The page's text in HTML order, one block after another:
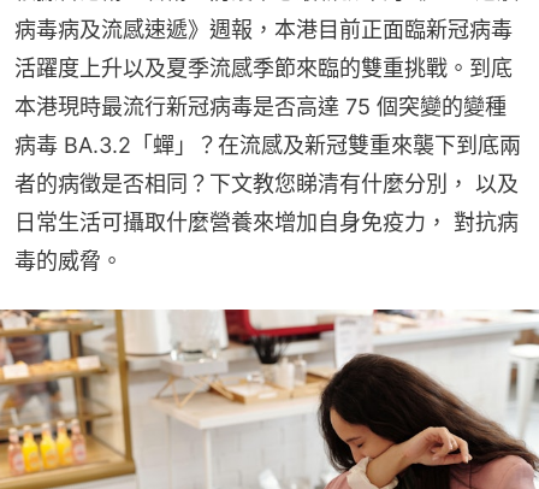
病毒病及流感速遞》週報，本港目前正面臨新冠病毒
活躍度上升以及夏季流感季節來臨的雙重挑戰。到底
本港現時最流行新冠病毒是否高達 75 個突變的變種
病毒 BA.3.2「蟬」？在流感及新冠雙重來襲下到底兩
者的病徵是否相同？下文教您睇清有什麼分別， 以及
日常生活可攝取什麼營養來增加自身免疫力， 對抗病
毒的威脅。